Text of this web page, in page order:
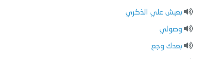
بعيش علي الذكري
وصولي
بعدك وجع